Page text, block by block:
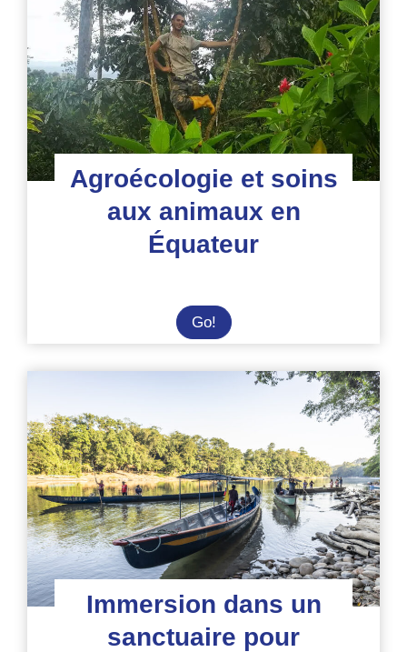
refuge
d’animaux
Agroécologie et soins
aux animaux en
Équateur
Go!Agroécologie
et
soins
en
Équateur
Immersion dans un
sanctuaire pour